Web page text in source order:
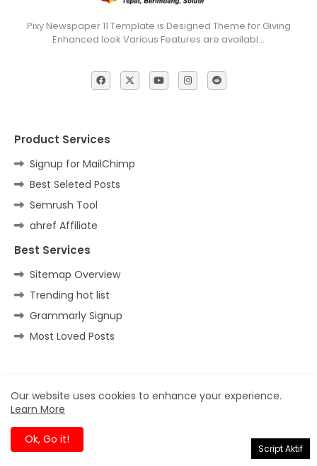
Pixy Newspaper 11 Template is Designed Theme for Giving
Enhanced look Various Features are availabl…
Product Services
Signup for MailChimp
Best Seleted Posts
Semrush Tool
ahref Affiliate
Best Services
Sitemap Overview
Trending hot list
Grammarly Signup
Most Loved Posts
Home Contact us Privacy Policy
Our website uses cookies to enhance your experience.
Learn More
Ok, Go it!
Script Aktif